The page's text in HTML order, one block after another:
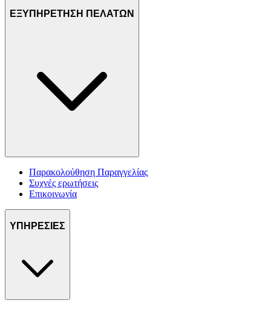
ΕΞΥΠΗΡΕΤΗΣΗ ΠΕΛΑΤΩΝ
Παρακολούθηση Παραγγελίας
Συχνές ερωτήσεις
Επικοινωνία
ΥΠΗΡΕΣΙΕΣ